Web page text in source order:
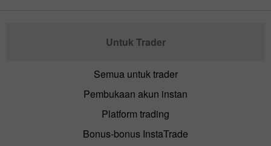
Untuk Trader
Semua untuk trader
Pembukaan akun instan
Platform trading
Bonus-bonus InstaTrade